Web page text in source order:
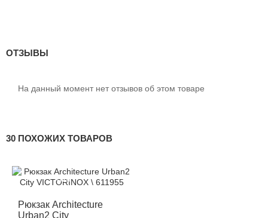
ОТЗЫВЫ
На данный момент нет отзывов об этом товаре
30 ПОХОЖИХ ТОВАРОВ
Рюкзак Architecture
Urban2 City
-12%